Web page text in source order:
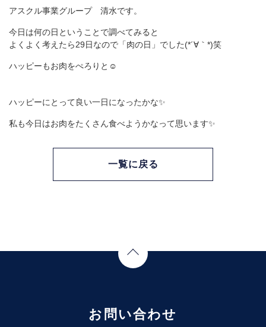
アスクル事業グループ 清水です。
今日は何の日ということで調べてみると
よくよく考えたら29日なので「肉の日」でした(*´∀｀*)笑
ハッピーもお肉をぺろりと☺
ハッピーにとって良い一日になったかな✨
私も今日はお肉をたくさん食べようかなって思います✨
一覧に戻る
お問い合わせ